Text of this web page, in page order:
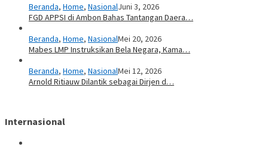
Beranda, Home, NasionalJuni 3, 2026
FGD APPSI di Ambon Bahas Tantangan Daera…
Beranda, Home, NasionalMei 20, 2026
Mabes LMP Instruksikan Bela Negara, Kama…
Beranda, Home, NasionalMei 12, 2026
Arnold Ritiauw Dilantik sebagai Dirjen d…
Internasional